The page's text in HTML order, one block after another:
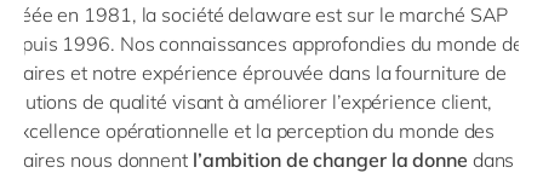
Créée en 1981, la société delaware est sur le marché SAP
depuis 1996. Nos connaissances approfondies du monde des
affaires et notre expérience éprouvée dans la fourniture de
solutions de qualité visant à améliorer l’expérience client,
l’excellence opérationnelle et la perception du monde des
affaires nous donnent l’ambition de changer la donne dans le